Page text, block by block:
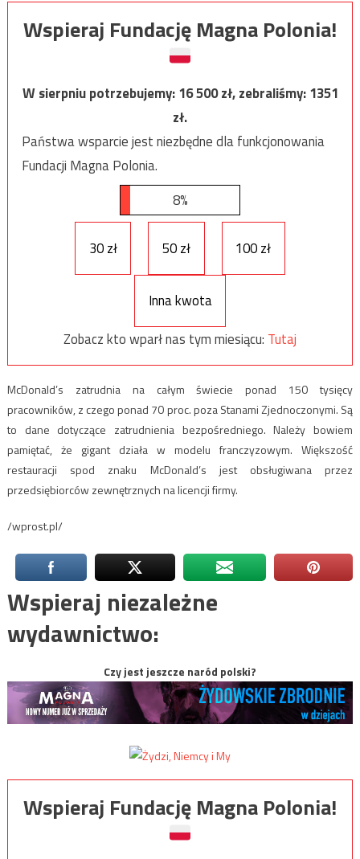
Wspieraj Fundację Magna Polonia!
W sierpniu potrzebujemy:16 500zł, zebraliśmy:1351
zł.
Państwa wsparcie jest niezbędne dla funkcjonowania
Fundacji Magna Polonia.
8%
30 zł 50 zł 100 zł
Inna kwota
Zobacz kto wparł nas tym miesiącu: Tutaj
McDonald’s zatrudnia na całym świecie ponad 150 tysięcy
pracowników, z czego ponad 70 proc. poza Stanami Zjednoczonymi. Są
to dane dotyczące zatrudnienia bezpośredniego. Należy bowiem
pamiętać, że gigant działa w modelu franczyzowym. Większość
restauracji spod znaku McDonald’s jest obsługiwana przez
przedsiębiorców zewnętrznych na licencji firmy.
/wprost.pl/
Wspieraj niezależne
wydawnictwo:
Czy jest jeszcze naród polski?
Wspieraj Fundację Magna Polonia!